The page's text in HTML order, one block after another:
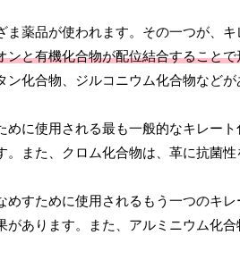
薬品が使われます。その一つが、キ
ンと有機化合物が配位結合すること
化合物、ジルコニウム化合物などが
めに使用される最も一般的なキレー
また、クロム化合物は、革に抗菌性
めすために使用されるもう一つのキ
があります。また、アルミニウム化